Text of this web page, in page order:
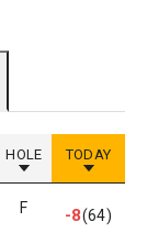
HOLE TODAY
F -8(64)